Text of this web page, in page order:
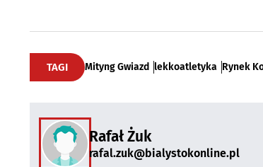
TAGI Mityng Gwiazd lekkoatletyka Rynek
Rafał Żuk
rafal.zuk@bialystokonline.pl